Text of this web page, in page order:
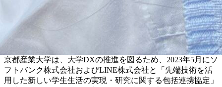
京都産業大学は、大学DXの推進を図るため、2023年5月にソ
フトバンク株式会社およびLINE株式会社と「先端技術を活
用した新しい学生生活の実現・研究に関する包括連携協定」